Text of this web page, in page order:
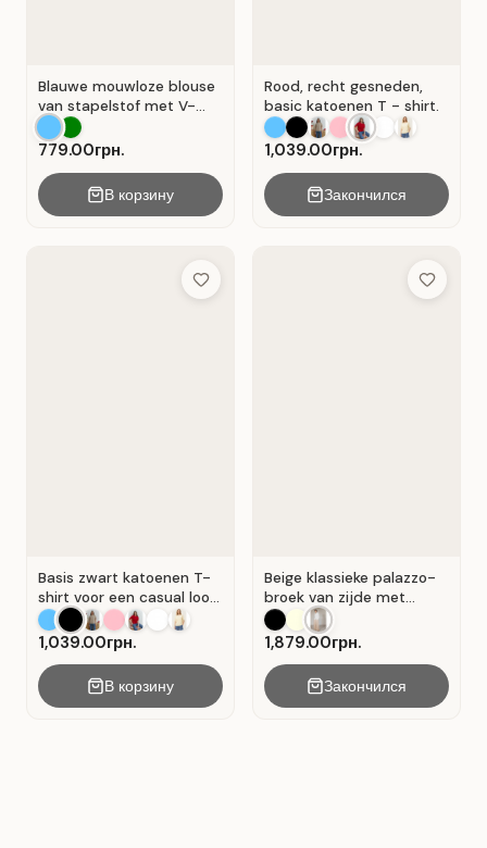
Blauwe mouwloze blouse
van stapelstof met V-
hals. Blauw.
779.00грн.
В корзину
Rood, recht gesneden,
basic katoenen T - shirt.
1,039.00грн.
Закончился
Add to Wish List
Basis zwart katoenen T-
shirt voor een casual look.
Zwart.
1,039.00грн.
В корзину
Add to
Beige klassieke palazzo-
broek van zijde met
plooien . Beige .
1,879.00грн.
Закончился